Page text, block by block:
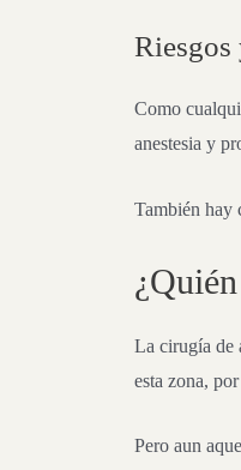
Riesgos
Como
anestesia y
También hay
La cirugía de
esta zona,
Pero aun